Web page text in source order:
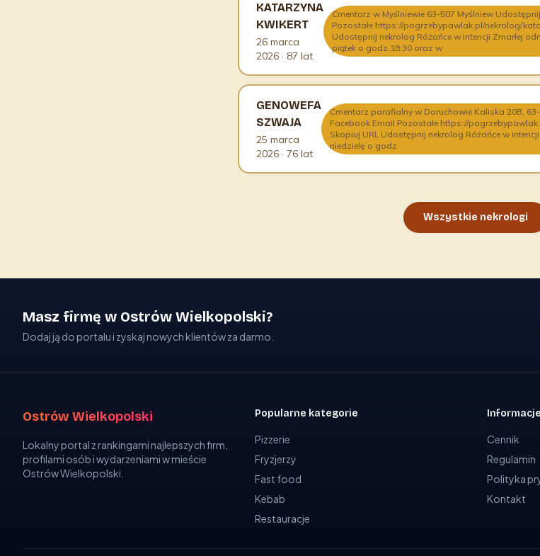
KATARZYNA
KWIKERT
26 marca
2026 · 87 lat
Cmentarz w Myślniewie 63-507 Myślniew
Pozostałe https://pogrzebypawlak.pl/nekrolog/
Udostępnij nekrolog Różańce w intencji Zmarłej
piątek o godz.18:30 oraz w
GENOWEFA
SZWAJA
25 marca
2026 · 76 lat
Cmentarz parafialny w Doruchowie Kaliska 20B,
Facebook Email Pozostałe https://
Skopiuj URL Udostępnij nekrolog Różańce w
niedzielę o godz
Wszystkie nekrologi
Masz firmę w Ostrów Wielkopolski?
Dodaj ją do portalu i zyskaj nowych klientów za darmo.
Ostrów Wielkopolski
Lokalny portal z rankingami najlepszych firm,
profilami osób i wydarzeniami w mieście
Ostrów Wielkopolski.
Popularne kategorie
Pizzerie
Fryzjerzy
Fast food
Kebab
Restauracje
Informacje
Cennik
Regulamin
Polityka
Kontakt